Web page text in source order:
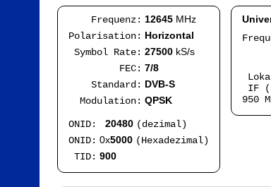
Frequenz: 12645 MHz
Polarisation: Horizontal
Symbol Rate: 27500 kS/s
FEC: 7/8
Standard: DVB-S
Modulation: QPSK
ONID: 20480 (dezimal)
ONID: 0x5000 (Hexadezimal)
TID: 900
IF
950